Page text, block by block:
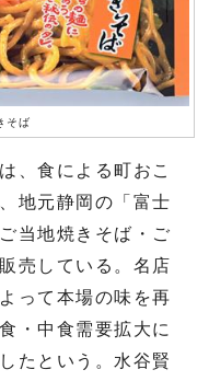
そば
、食による町おこ
地元静岡の「富士
当地焼きそば・ご
売している。名店
って本場の味を再
・中食需要拡大に
たという。水谷賢